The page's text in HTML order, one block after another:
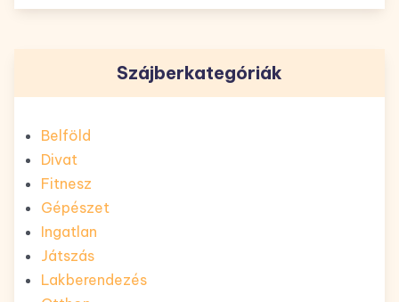
Szájberkategóriák
Belföld
Divat
Fitnesz
Gépészet
Ingatlan
Játszás
Lakberendezés